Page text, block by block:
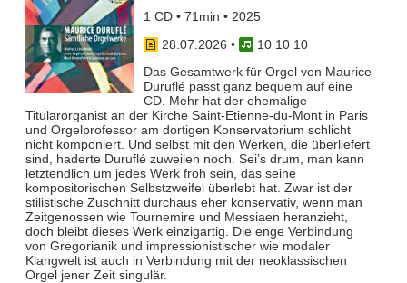
1 CD • 71min • 2025
28.07.2026 •
10 10 10
Das Gesamtwerk für Orgel von Maurice
Duruflé passt ganz bequem auf eine
CD. Mehr hat der ehemalige
Titularorganist an der Kirche Saint-Etienne-du-Mont in Paris
und Orgelprofessor am dortigen Konservatorium schlicht
nicht komponiert. Und selbst mit den Werken, die überliefert
sind, haderte Duruflé zuweilen noch. Sei’s drum, man kann
letztendlich um jedes Werk froh sein, das seine
kompositorischen Selbstzweifel überlebt hat. Zwar ist der
stilistische Zuschnitt durchaus eher konservativ, wenn man
Zeitgenossen wie Tournemire und Messiaen heranzieht,
doch bleibt dieses Werk einzigartig. Die enge Verbindung
von Gregorianik und impressionistischer wie modaler
Klangwelt ist auch in Verbindung mit der neoklassischen
Orgel jener Zeit singulär.